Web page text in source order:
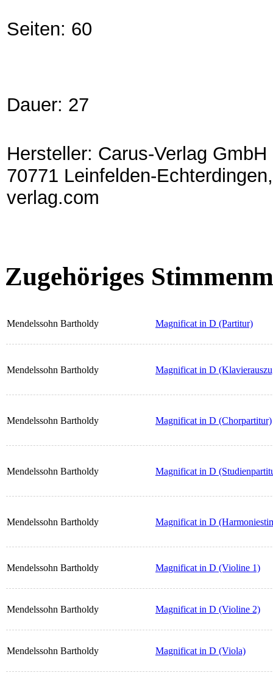
Seiten: 60
Dauer: 27
Hersteller: Carus-Verlag
70771 Leinfelden-
verlag.com
Zugehöriges
Mendelssohn Bartholdy Magnificat in D (Partitur)
Mendelssohn Bartholdy Magnificat in D
Mendelssohn Bartholdy Magnificat in D (Chorpartitur)
Mendelssohn Bartholdy Magnificat in D
Mendelssohn Bartholdy Magnificat in D
Mendelssohn Bartholdy Magnificat in D (Violine 1)
Mendelssohn Bartholdy Magnificat in D (Violine 2)
Mendelssohn Bartholdy Magnificat in D (Viola)